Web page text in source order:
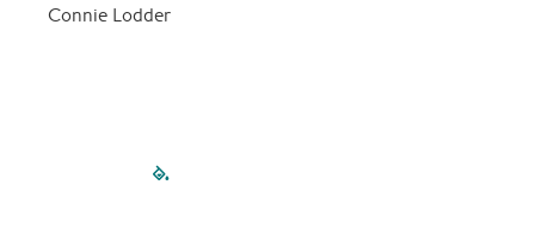
Connie Lodder
filled-pagination